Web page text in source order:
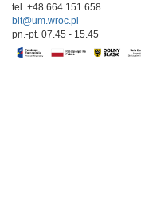
tel. +48 664 151 658
bit@um.wroc.pl
pn.-pt. 07.45 - 15.45